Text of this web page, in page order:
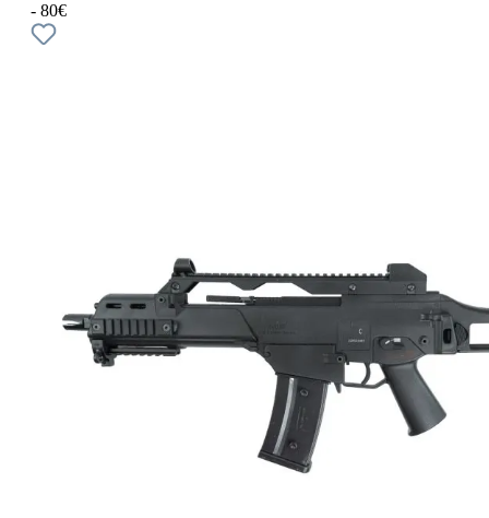
- 80€